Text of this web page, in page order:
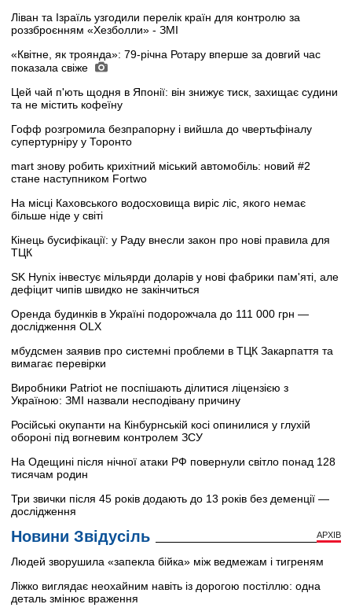
Ліван та Ізраїль узгодили перелік країн для контролю за
роззброєнням «Хезболли» - ЗМІ
«Квітне, як троянда»: 79-річна Ротару вперше за довгий час
показала свіже
Цей чай п'ють щодня в Японії: він знижує тиск, захищає судини
та не містить кофеїну
Гофф розгромила безпрапорну і вийшла до чвертьфіналу
супертурніру у Торонто
mart знову робить крихітний міський автомобіль: новий #2
стане наступником Fortwo
На місці Каховського водосховища виріс ліс, якого немає
більше ніде у світі
Кінець бусифікації: у Раду внесли закон про нові правила для
ТЦК
SK Hynix інвестує мільярди доларів у нові фабрики пам'яті, але
дефіцит чипів швидко не закінчиться
Оренда будинків в Україні подорожчала до 111 000 грн —
дослідження OLX
мбудсмен заявив про системні проблеми в ТЦК Закарпаття та
вимагає перевірки
Виробники Patriot не поспішають ділитися ліцензією з
Україною: ЗМІ назвали несподівану причину
Російські окупанти на Кінбурнській косі опинилися у глухій
обороні під вогневим контролем ЗСУ
На Одещині після нічної атаки РФ повернули світло понад 128
тисячам родин
Три звички після 45 років додають до 13 років без деменції —
дослідження
Новини Звідусіль АРХІВ
Людей зворушила «запекла бійка» між ведмежам і тигреням
Ліжко виглядає неохайним навіть із дорогою постіллю: одна
деталь змінює враження